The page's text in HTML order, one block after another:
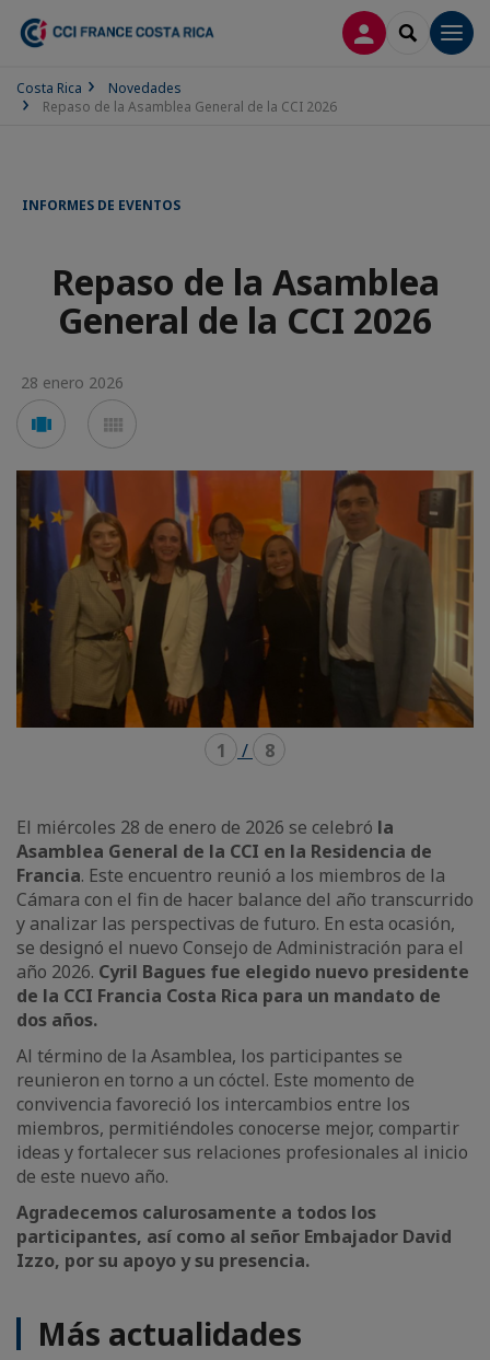
CONECTARSE
SEARCH
Costa Rica
Novedades
Repaso de la Asamblea General de la CCI 2026
INFORMES DE EVENTOS
Repaso de la Asamblea
General de la CCI 2026
28 enero 2026
Voir
en
carousel
en
mosaïque
1 / 8
El miércoles 28 de enero de 2026 se celebró la
Asamblea General de la CCI en la Residencia de
Francia. Este encuentro reunió a los miembros de la
Cámara con el fin de hacer balance del año transcurrido
y analizar las perspectivas de futuro. En esta ocasión,
se designó el nuevo Consejo de Administración para el
año 2026. Cyril Bagues fue elegido nuevo presidente
de la CCI Francia Costa Rica para un mandato de
dos años.
Al término de la Asamblea, los participantes se
reunieron en torno a un cóctel. Este momento de
convivencia favoreció los intercambios entre los
miembros, permitiéndoles conocerse mejor, compartir
ideas y fortalecer sus relaciones profesionales al inicio
de este nuevo año.
Agradecemos calurosamente a todos los
participantes, así como al señor Embajador David
Izzo, por su apoyo y su presencia.
Más actualidades